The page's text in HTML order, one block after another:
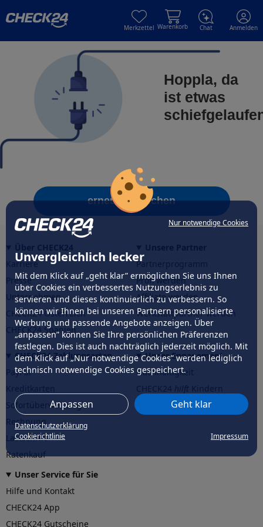
Nur notwendige Cookies
Unvergleichlich lecker
Mit dem Klick auf „geht klar” ermöglichen Sie uns Ihnen
über Cookies ein verbessertes Nutzungserlebnis zu
servieren und dieses kontinuierlich zu verbessern. So
können wir Ihnen bei unseren Partnern personalisierte
Werbung und passende Angebote anzeigen. Über
„anpassen” können Sie Ihre persönlichen Präferenzen
festlegen. Dies ist auch nachträglich jederzeit möglich. Mit
dem Klick auf „Nur notwendige Cookies” werden lediglich
technisch notwendige Cookies gespeichert.
Anpassen Geht klar
Datenschutzerklärung
Cookierichtlinie
Impressum
Merkzettel Warenkorb Chat Anmelden
Hoppla, da
ist etwas
erneut versuchen
Karriere
Presse
Unternehmen
CHECK24 Österreich
CHECK24 Spanien
Partnerprogramm
Profi werden
Affiliate werden
Werkstattpartner werden
CHECK24 Zahlungsarten
PayPal
Sofortüberweisung
Rechnung
Lastschrift
Ratenkauf
Unser Engagement
Nachhaltigkeit
CHECK24hilftder Natur
Unser Service für Sie
Hilfe und Kontakt
CHECK24 App
CHECK24 Gutscheine